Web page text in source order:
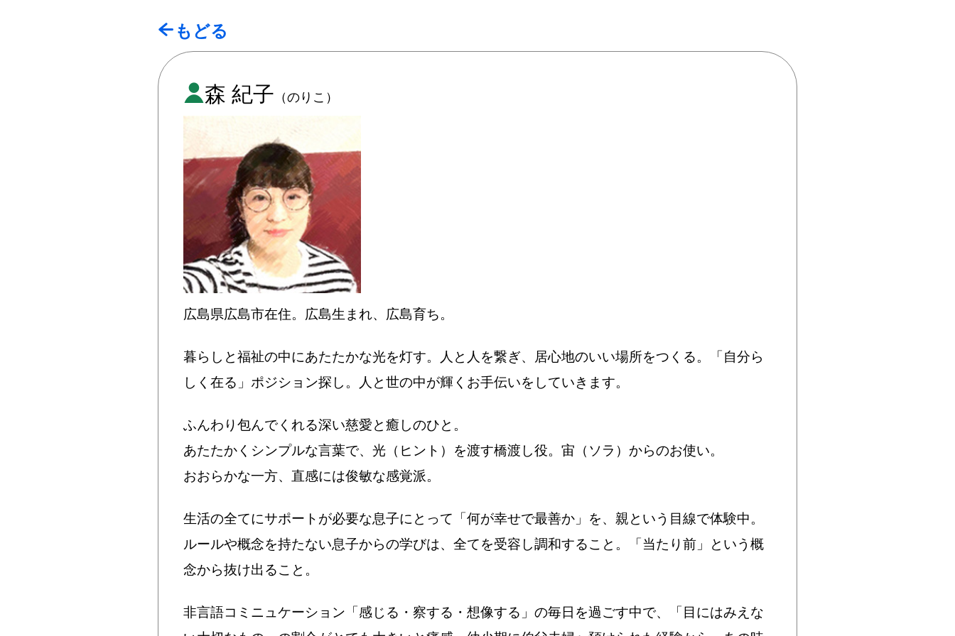
もどる
森 紀子 （のりこ）
広島県広島市在住。広島生まれ、広島育ち。
暮らしと福祉の中にあたたかな光を灯す。人と人を繋ぎ、居心地のいい場所をつくる。「自分ら
しく在る」ポジション探し。人と世の中が輝くお手伝いをしていきます。
ふんわり包んでくれる深い慈愛と癒しのひと。
あたたかくシンプルな言葉で、光（ヒント）を渡す橋渡し役。宙（ソラ）からのお使い。
おおらかな一方、直感には俊敏な感覚派。
生活の全てにサポートが必要な息子にとって「何が幸せで最善か」を、親という目線で体験中。
ルールや概念を持たない息子からの学びは、全てを受容し調和すること。「当たり前」という概
念から抜け出ること。
非言語コミニュケーション「感じる・察する・想像する」の毎日を過ごす中で、「目にはみえな